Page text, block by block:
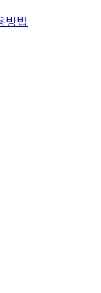
방법